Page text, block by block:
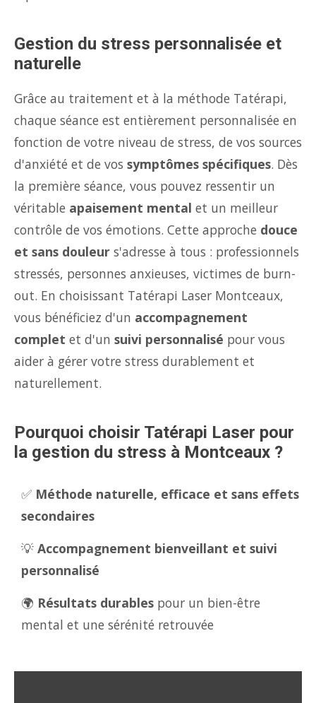
Gestion du stress personnalisée et
naturelle
Grâce au traitement et à la méthode Tatérapi,
chaque séance est entièrement personnalisée en
fonction de votre niveau de stress, de vos sources
d'anxiété et de vos symptômes spécifiques. Dès
la première séance, vous pouvez ressentir un
véritable apaisement mental et un meilleur
contrôle de vos émotions. Cette approche douce
et sans douleur s'adresse à tous : professionnels
stressés, personnes anxieuses, victimes de burn-
out. En choisissant Tatérapi Laser Montceaux,
vous bénéficiez d'un accompagnement
complet et d'un suivi personnalisé pour vous
aider à gérer votre stress durablement et
naturellement.
Pourquoi choisir Tatérapi Laser pour
la gestion du stress à Montceaux ?
✅ Méthode naturelle, efficace et sans effets
secondaires
💡 Accompagnement bienveillant et suivi
personnalisé
🌍 Résultats durables pour un bien-être
mental et une sérénité retrouvée